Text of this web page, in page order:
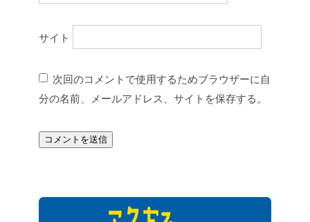
サイト
次回のコメントで使用するためブラウザーに自
分の名前、メールアドレス、サイトを保存する。